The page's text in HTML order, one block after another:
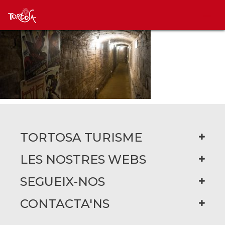
TORTOSA TURISME
LES NOSTRES WEBS
SEGUEIX-NOS
CONTACTA'NS